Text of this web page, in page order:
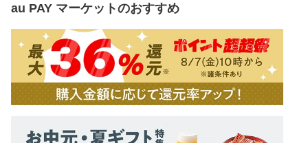
au PAY マーケットのおすすめ